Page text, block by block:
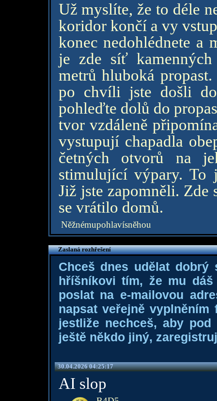
Už myslíte, že to déle
koridor končí a vy
konec nedohlédnete a
je zde síť
metrů hluboká
po chvíli jste došli
pohleďte dolů do
tvor vzdáleně
vystupují chapadla
četných otvorů na
stimulující výpary. To
Již jste zapomněli. Zde
se vrátilo domů.
Něžnémupohlavísněhou
Zaslaná rozhřešení
Chceš dnes udělat dobrý
hříšníkovi tím, že mu
poslat na e-mailovou
napsat veřejně
jestliže nechceš, aby
ještě někdo jiný,
30.04.2026 04:25:17
AI slop